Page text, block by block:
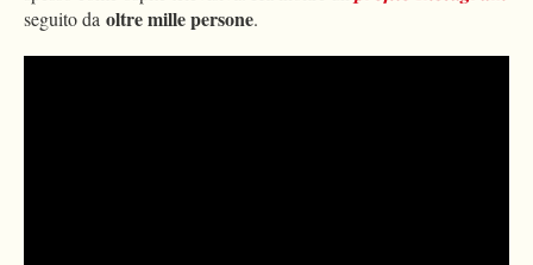
seguito da oltre mille persone.